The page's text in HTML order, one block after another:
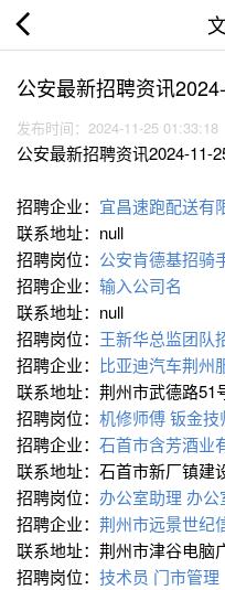
公安最新招聘资讯
发布时间：2024-11-25 01:33:18
公安最新招聘资讯2024-11-
招聘企业： 宜昌速跑配送有
联系地址：null
招聘岗位： 公安肯德基招骑
招聘企业： 输入公司名
联系地址：null
招聘岗位： 王新华总监团队
招聘企业： 比亚迪汽车荆州
联系地址：荆州市武德路51
招聘岗位： 机修师傅钣金技
招聘企业： 石首市含芳酒业
联系地址：石首市新厂镇建
招聘岗位： 办公室助理 办公
招聘企业： 荆州市远景世纪
联系地址：荆州市津谷电脑
招聘岗位： 技术员 门市管理